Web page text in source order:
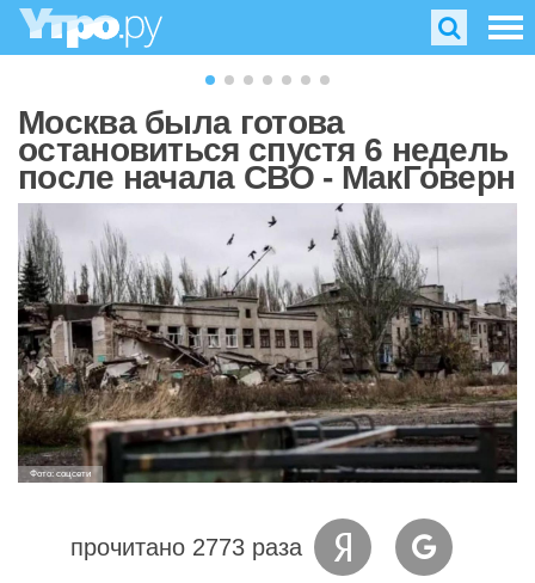
Москва была готова
остановиться спустя 6 недель
после начала СВО - МакГоверн
Фото: соцсети
прочитано 2773 раза